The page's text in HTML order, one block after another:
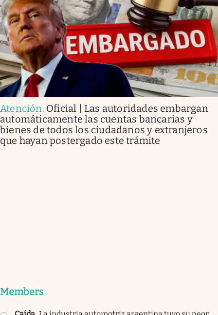
Atención. Oficial | Las autoridades embargan
automáticamente las cuentas bancarias y
bienes de todos los ciudadanos y extranjeros
que hayan postergado este trámite
Members